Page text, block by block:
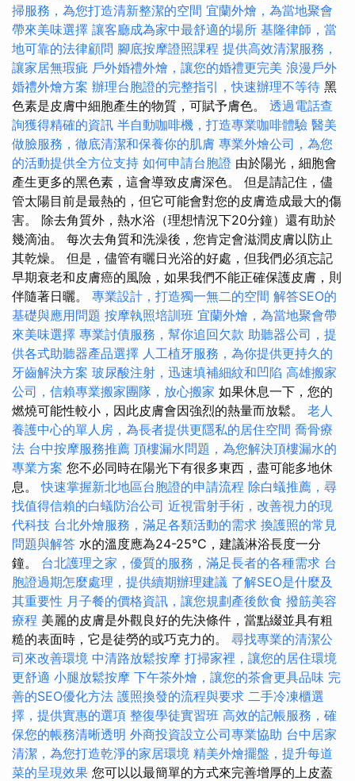
掃服務，為您打造清新整潔的空間 宜蘭外燴，為當地聚會
帶來美味選擇 讓客廳成為家中最舒適的場所 基隆律師，當
地可靠的法律顧問 腳底按摩證照課程 提供高效清潔服務，
讓家居無瑕疵 戶外婚禮外燴，讓您的婚禮更完美 浪漫戶外
婚禮外燴方案 辦理台胞證的完整指引，快速辦理不等待 黑
色素是皮膚中細胞產生的物質，可賦予膚色。 透過電話查
詢獲得精確的資訊 半自動咖啡機，打造專業咖啡體驗 醫美
做臉服務，徹底清潔和保養你的肌膚 專業外燴公司，為您
的活動提供全方位支持 如何申請台胞證 由於陽光，細胞會
產生更多的黑色素，這會導致皮膚深色。 但是請記住，儘
管太陽目前是最熱的，但它可能會對您的皮膚造成最大的傷
害。 除去角質外，熱水浴（理想情況下20分鐘）還有助於
幾滴油。 每次去角質和洗澡後，您肯定會滋潤皮膚以防止
其乾燥。 但是，儘管有曬日光浴的好處，但我們必須忘記
早期衰老和皮膚癌的風險，如果我們不能正確保護皮膚，則
伴隨著日曬。 專業設計，打造獨一無二的空間 解答SEO的
基礎與應用問題 按摩執照培訓班 宜蘭外燴，為當地聚會帶
來美味選擇 專業討債服務，幫你追回欠款 助聽器公司，提
供各式助聽器產品選擇 人工植牙服務，為你提供更持久的
牙齒解決方案 玻尿酸注射，迅速填補細紋和凹陷 高雄搬家
公司，信賴專業搬家團隊，放心搬家 如果休息一下，您的
燃燒可能性較小，因此皮膚會因強烈的熱量而放鬆。 老人
養護中心的單人房，為長者提供更隱私的居住空間 喬骨療
法 台中按摩服務推薦 頂樓漏水問題，為您解決頂樓漏水的
專業方案 您不必同時在陽光下有很多東西，盡可能多地休
息。快速掌握新北地區台胞證的申請流程 除白蟻推薦，尋
找值得信賴的白蟻防治公司 近視雷射手術，改善視力的現
代科技 台北外燴服務，滿足各類活動的需求 換護照的常見
問題與解答 水的溫度應為24-25°C，建議淋浴長度一分
鐘。 台北護理之家，優質的服務，滿足長者的各種需求 台
胞證過期怎麼處理，提供續期辦理建議 了解SEO是什麼及
其重要性 月子餐的價格資訊，讓您規劃產後飲食 撥筋美容
療程 美麗的皮膚是外觀良好的先決條件，當點綴並具有粗
糙的表面時，它是徒勞的或巧克力的。 尋找專業的清潔公
司來改善環境 中清路放鬆按摩 打掃家裡，讓您的居住環境
更舒適 小腿放鬆按摩 下午茶外燴，讓您的茶會更具品味 完
善的SEO優化方法 護照換發的流程與要求 二手冷凍櫃選
擇，提供實惠的選項 整復學徒實習班 高效的記帳服務，確
保您的帳務清晰透明 外商投資設立公司專業協助 台中居家
清潔，為您打造乾淨的家居環境 精美外燴擺盤，提升每道
菜的呈現效果 您可以以最簡單的方式來完善增厚的上皮蓋